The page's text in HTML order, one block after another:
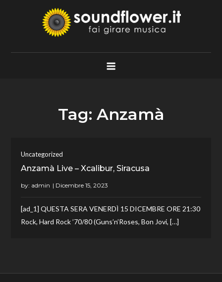
Soundflower.it
Fai Girare Musica
Tag: Anzamà
Uncategorized
Anzamà Live – Xcalibur, Siracusa
by: admin
[ad_1] QUESTA SERA VENERDÌ 15 DICEMBRE ORE 21:30
Rock, Hard Rock ’70/80 (Guns’n’Roses, Bon Jovi, […]